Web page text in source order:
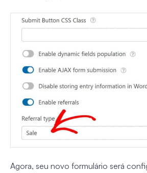
Agora, seu novo formulário será